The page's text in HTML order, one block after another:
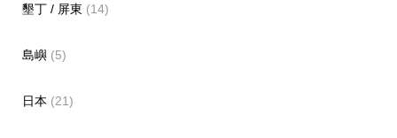
墾丁 / 屏東 (14)
島嶼(5)
日本 (21)